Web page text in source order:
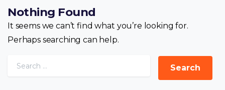
Nothing Found
It seems we can’t find what you’re looking for.
Perhaps searching can help.